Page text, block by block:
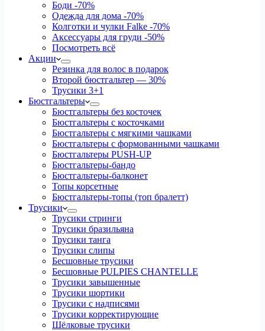
Боди -70%
Одежда для дома -70%
Колготки и чулки Falke -70%
Аксессуары для груди -50%
Посмотреть всё
Акции
Резинка для волос в подарок
Второй бюстгальтер — 30%
Трусики 3+1
Бюстгальтеры
Бюстгальтеры без косточек
Бюстгальтеры с косточками
Бюстгальтеры с мягкими чашками
Бюстгальтеры с формованными чашками
Бюстгальтеры PUSH-UP
Бюстгальтеры-бандо
Бюстгальтеры-балконет
Топы корсетные
Бюстгальтеры-топы (топ бралетт)
Трусики
Трусики стринги
Трусики бразильяна
Трусики танга
Трусики слипы
Бесшовные трусики
Бесшовные PULPIES CHANTELLE
Трусики завышенные
Трусики шортики
Трусики с надписями
Трусики корректирующие
Шёлковые трусики